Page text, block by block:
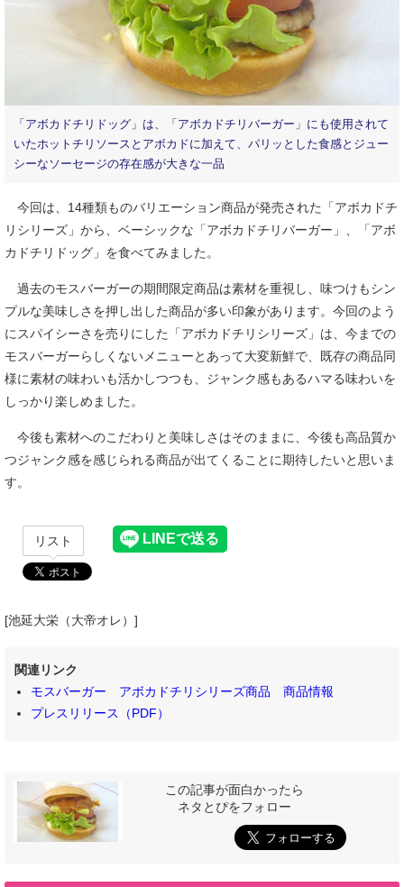
「アボカドチリドッグ」は、「アボカドチリバーガー」にも使用されて
いたホットチリソースとアボカドに加えて、パリッとした食感とジュー
シーなソーセージの存在感が大きな一品
今回は、14種類ものバリエーション商品が発売された「アボカドチ
リシリーズ」から、ベーシックな「アボカドチリバーガー」、「アボ
カドチリドッグ」を食べてみました。
過去のモスバーガーの期間限定商品は素材を重視し、味つけもシン
プルな美味しさを押し出した商品が多い印象があります。今回のよう
にスパイシーさを売りにした「アボカドチリシリーズ」は、今までの
モスバーガーらしくないメニューとあって大変新鮮で、既存の商品同
様に素材の味わいも活かしつつも、ジャンク感もあるハマる味わいを
しっかり楽しめました。
今後も素材へのこだわりと美味しさはそのままに、今後も高品質か
つジャンク感を感じられる商品が出てくることに期待したいと思いま
す。
リスト
[池延大栄（大帝オレ）]
関連リンク
モスバーガー アボカドチリシリーズ商品 商品情報
プレスリリース（PDF）
この記事が面白かったら
ネタとぴをフォロー